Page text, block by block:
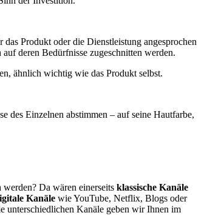
Produkt oder die Dienstleistung angesprochen
deren Bedürfnisse zugeschnitten werden.
ähnlich wichtig wie das Produkt selbst.
des Einzelnen abstimmen – auf seine Hautfarbe,
Da wären einerseits klassische Kanäle
Kanäle wie YouTube, Netflix, Blogs oder
unterschiedlichen Kanäle geben wir Ihnen im